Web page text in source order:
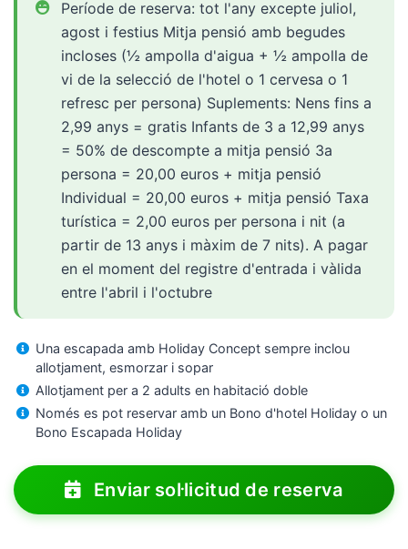
Període de reserva: tot l'any excepte juliol,
agost i festius Mitja pensió amb begudes
incloses (½ ampolla d'aigua + ½ ampolla de
vi de la selecció de l'hotel o 1 cervesa o 1
refresc per persona) Suplements: Nens fins a
2,99 anys = gratis Infants de 3 a 12,99 anys
= 50% de descompte a mitja pensió 3a
persona = 20,00 euros + mitja pensió
Individual = 20,00 euros + mitja pensió Taxa
turística = 2,00 euros per persona i nit (a
partir de 13 anys i màxim de 7 nits). A pagar
en el moment del registre d'entrada i vàlida
entre l'abril i l'octubre
Una escapada amb Holiday Concept sempre inclou
allotjament, esmorzar i sopar
Allotjament per a 2 adults en habitació doble
Només es pot reservar amb un Bono d'hotel Holiday o un
Bono Escapada Holiday
Enviar sol·licitud de reserva